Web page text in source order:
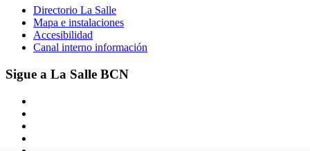
Directorio La Salle
Mapa e instalaciones
Accesibilidad
Canal interno información
Sigue a La Salle BCN